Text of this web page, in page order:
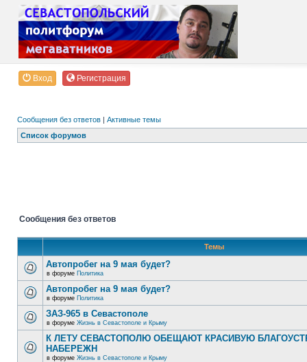
Вход Регистрация
Сообщения без ответов | Активные темы
Список форумов
Сообщения без ответов
Темы
Автопробег на 9 мая будет?
в форуме Политика
Автопробег на 9 мая будет?
в форуме Политика
ЗАЗ-965 в Севастополе
в форуме Жизнь в Севастополе и Крыму
К ЛЕТУ СЕВАСТОПОЛЮ ОБЕЩАЮТ КРАСИВУЮ
НАБЕРЕЖН
в форуме Жизнь в Севастополе и Крыму